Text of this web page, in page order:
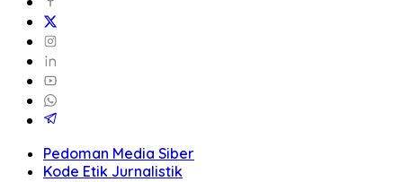
Pedoman Media Siber
Kode Etik Jurnalistik